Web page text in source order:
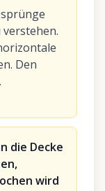
Den
die Decke
wird